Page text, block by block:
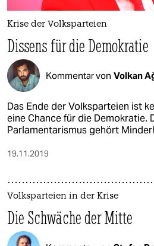
Krise der Volksparteien
Dissens für die Demokratie
Kommentar von Volkan
Das Ende der Volksparteien ist
eine Chance für die Demokratie.
Parlamentarismus gehört
19.11.2019
Volksparteien in der Krise
Die Schwäche der Mitte